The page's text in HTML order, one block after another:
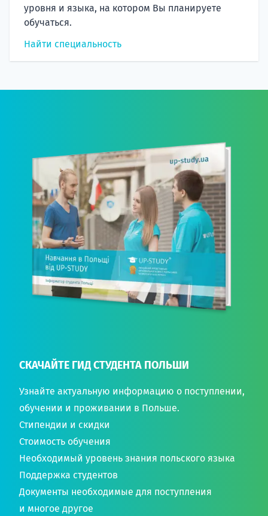
уровня и языка, на котором Вы планируете
обучаться.
Найти специальность
СКАЧАЙТЕ ГИД СТУДЕНТА ПОЛЬШИ
Узнайте актуальную информацию о поступлении,
обучении и проживании в Польше.
Стипендии и скидки
Стоимость обучения
Необходимый уровень знания польского языка
Поддержка студентов
Документы необходимые для поступления
и многое другое